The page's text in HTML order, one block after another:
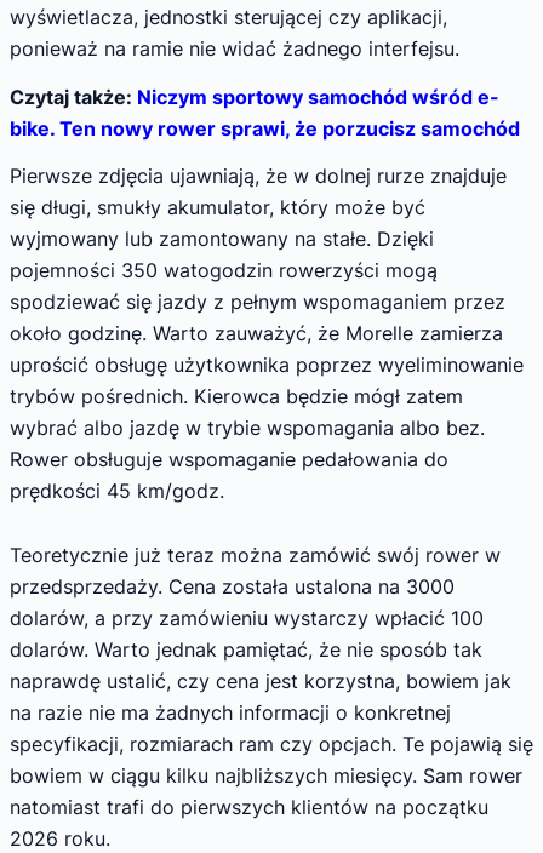
wyświetlacza, jednostki sterującej czy aplikacji,
ponieważ na ramie nie widać żadnego interfejsu.
Czytaj także: Niczym sportowy samochód wśród e-
bike. Ten nowy rower sprawi, że porzucisz samochód
Pierwsze zdjęcia ujawniają, że w dolnej rurze znajduje
się długi, smukły akumulator, który może być
wyjmowany lub zamontowany na stałe. Dzięki
pojemności 350 watogodzin rowerzyści mogą
spodziewać się jazdy z pełnym wspomaganiem przez
około godzinę. Warto zauważyć, że Morelle zamierza
uprościć obsługę użytkownika poprzez wyeliminowanie
trybów pośrednich. Kierowca będzie mógł zatem
wybrać albo jazdę w trybie wspomagania albo bez.
Rower obsługuje wspomaganie pedałowania do
prędkości 45 km/godz.
Teoretycznie już teraz można zamówić swój rower w
przedsprzedaży. Cena została ustalona na 3000
dolarów, a przy zamówieniu wystarczy wpłacić 100
dolarów. Warto jednak pamiętać, że nie sposób tak
naprawdę ustalić, czy cena jest korzystna, bowiem jak
na razie nie ma żadnych informacji o konkretnej
specyfikacji, rozmiarach ram czy opcjach. Te pojawią się
bowiem w ciągu kilku najbliższych miesięcy. Sam rower
natomiast trafi do pierwszych klientów na początku
2026 roku.